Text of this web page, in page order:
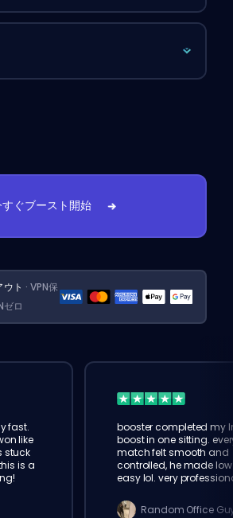
ぐブースト開始
ウト · VPN保
ゼロ
fast.
like
stuck
is a
booster completed my
boost in one sitting.
match felt smooth and
controlled, he made
easy lol. very
Random Office